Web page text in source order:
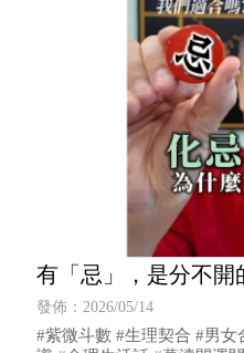
有「忌」，是分不開
發佈：2026/05/14
#紫微斗數 #生理契合 #男